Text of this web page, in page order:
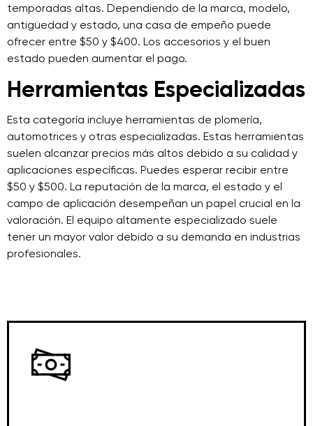
temporadas altas. Dependiendo de la marca, modelo,
antigüedad y estado, una casa de empeño puede
ofrecer entre $50 y $400. Los accesorios y el buen
estado pueden aumentar el pago.
Herramientas Especializadas
Esta categoría incluye herramientas de plomería,
automotrices y otras especializadas. Estas herramientas
suelen alcanzar precios más altos debido a su calidad y
aplicaciones específicas. Puedes esperar recibir entre
$50 y $500. La reputación de la marca, el estado y el
campo de aplicación desempeñan un papel crucial en la
valoración. El equipo altamente especializado suele
tener un mayor valor debido a su demanda en industrias
profesionales.